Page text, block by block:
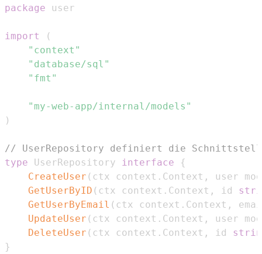
package
import
(
"context"
"database/sql"
"fmt"
"my-web-app/internal/models"
)
// UserRepository definiert die
type UserRepository interface
{
CreateUser ( ctx context . Context ,
user
GetUserByID ( ctx context . Context , id
GetUserByEmail ( ctx context . Context ,
UpdateUser ( ctx context . Context ,
user
DeleteUser ( ctx context . Context , id
}